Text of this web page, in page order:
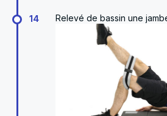
14 Relevé de bassin une